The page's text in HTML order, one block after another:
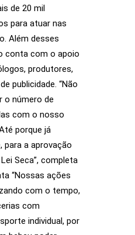
de 20 mil
para atuar nas
Além desses
conta com o apoio
produtores,
publicidade. “Não
o número de
com o nosso
porque já
para a aprovação
Seca”, completa
“Nossas ações
com o tempo,
com
individual, por